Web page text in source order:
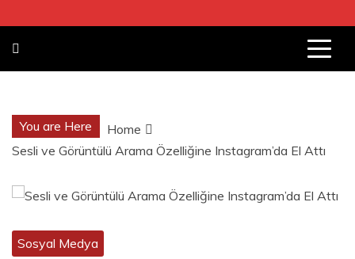
You are Here
Home
Sesli ve Görüntülü Arama Özelliğine Instagram’da El Attı
Sosyal Medya